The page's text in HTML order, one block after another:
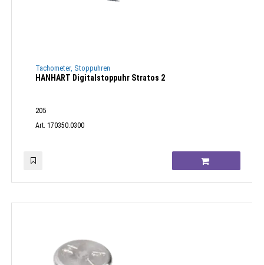
Tachometer, Stoppuhren
HANHART Digitalstoppuhr Stratos 2
205
Art. 170350.0300